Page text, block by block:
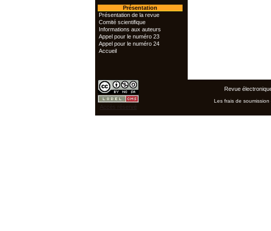
Présentation
Présentation de la revue
Comité scientifique
Informations aux auteurs
Appel pour le numéro 23
Appel pour le numéro 24
Accueil
Accès réservé
Revue
Les frais de